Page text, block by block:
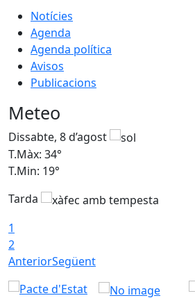
Notícies
Agenda
Agenda política
Avisos
Publicacions
Meteo
Dissabte, 8 d’agost
T.Màx: 34°
T.Min: 19°
Tarda
1
2
AnteriorSegüent